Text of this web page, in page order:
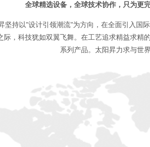
全球精选设备，全球技术协作，只为更
坚持以"设计引领潮流"为方向，在全面引入国
际，科技犹如双翼飞舞。在工艺追求精益求精
系列产品。太阳昇力求与世